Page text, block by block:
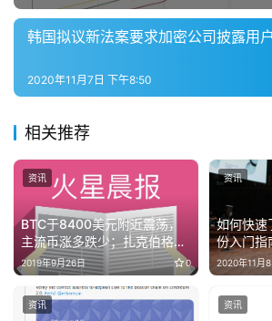
韩国拟议新法案要求加密公司披露用
2020年11月7日 下午8:50
相关推荐
BTC于8400美元附近震荡，
主流币涨多跌少；扎克伯格表
态希望Libra尽快推出，币安新
增法币渠道 | 晨报
2019年9月26日 0
资讯
如何快速
份入门指
2020年11月8
资讯
资讯 资讯